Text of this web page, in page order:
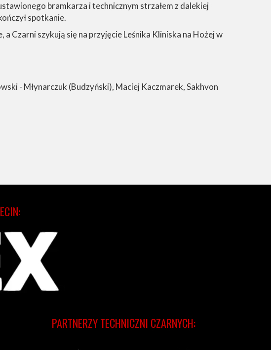
bramkarza i technicznym strzałem z dalekiej
spotkanie.
Czarni szykują się na przyjęcie Leśnika Kliniska na Hożej w
- Młynarczuk (Budzyński), Maciej Kaczmarek, Sakhvon
PARTNERZY TECHNICZNI CZARNYCH: